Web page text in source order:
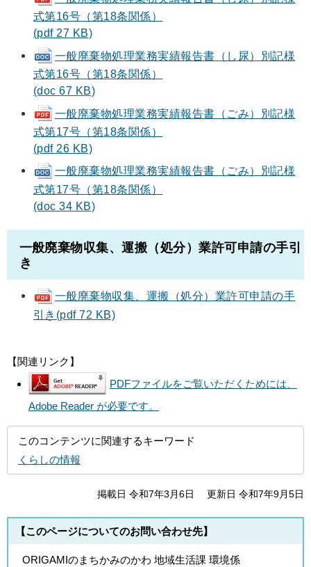
式第16号（第18条関係）
(pdf 27 KB)
一般廃棄物処理業務実績報告書（し尿）別記様
式第16号（第18条関係）
(doc 67 KB)
一般廃棄物処理業務実績報告書（ごみ）別記様
式第17号（第18条関係）
(pdf 26 KB)
一般廃棄物処理業務実績報告書（ごみ）別記様
式第17号（第18条関係）
(doc 34 KB)
一般廃棄物収集、運搬（処分）業許可申請の手引
き
一般廃棄物収集、運搬（処分）業許可申請の手
引き(pdf 72 KB)
【関連リンク】
PDFファイルをご覧いただくためには、
Adobe Reader が必要です。
このコンテンツに関連するキーワード
くらしの情報
掲載日 令和7年3月6日 更新日 令和7年9月5日
【このページについてのお問い合わせ先】
ORIGAMIのまちかみのかわ 地域生活課 環境係